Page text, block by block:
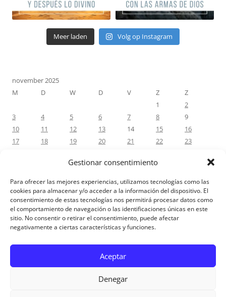
Gestionar consentimiento
Para ofrecer las mejores experiencias, utilizamos tecnologías como las
cookies para almacenar y/o acceder a la información del dispositivo. El
consentimiento de estas tecnologías nos permitirá procesar datos como
el comportamiento de navegación o las identificaciones únicas en este
sitio. No consentir o retirar el consentimiento, puede afectar
negativamente a ciertas características y funciones.
Aceptar
Denegar
Meer laden Volg op Instagram
november 2025
M
D W D V Z
Z
1
2
3
4 5 6 7 8
9
10
11 12 13 14 15
16
17
18 19 20 21 22
23
RECENTE REACTIES